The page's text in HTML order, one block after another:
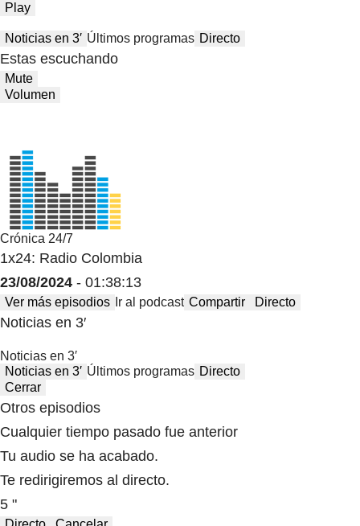
Play
Noticias en 3′ Últimos programas Directo
Estas escuchando
Mute
Volumen
Crónica 24/7
1x24: Radio Colombia
23/08/2024 - 01:38:13
Ver más episodios Ir al podcast Compartir Directo
Noticias en 3′
Noticias en 3′
Noticias en 3′ Últimos programas Directo
Cerrar
Otros episodios
Cualquier tiempo pasado fue anterior
Tu audio se ha acabado.
Te redirigiremos al directo.
5 "